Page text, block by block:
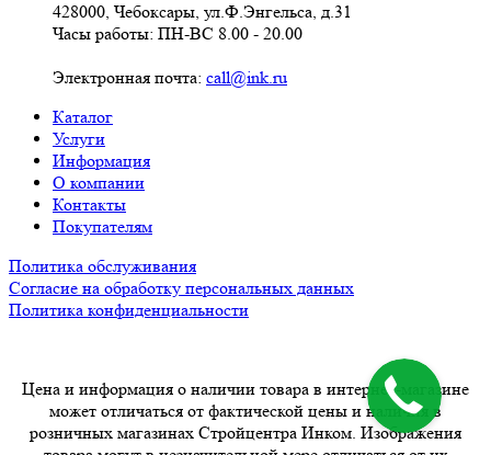
428000, Чебоксары, ул.Ф.Энгельса, д.31
Часы работы: ПН-ВС 8.00 - 20.00
Электронная почта: call@ink.ru
Каталог
Услуги
Информация
О компании
Контакты
Покупателям
Политика обслуживания
Согласие на обработку персональных данных
Политика конфиденциальности
Цена и информация о наличии товара в интернет-магазине
может отличаться от фактической цены и наличия в
розничных магазинах Стройцентра Инком. Изображения